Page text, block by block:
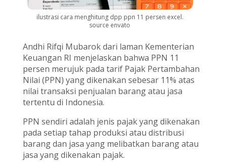
ilustrasi cara menghitung dpp ppn 11 persen excel.
source envato
Andhi Rifqi Mubarok dari laman Kementerian
Keuangan RI menjelaskan bahwa PPN 11
persen merujuk pada tarif Pajak Pertambahan
Nilai (PPN) yang dikenakan sebesar 11% atas
nilai transaksi penjualan barang atau jasa
tertentu di Indonesia.
PPN sendiri adalah jenis pajak yang dikenakan
pada setiap tahap produksi atau distribusi
barang dan jasa yang melibatkan barang atau
jasa yang dikenakan pajak.